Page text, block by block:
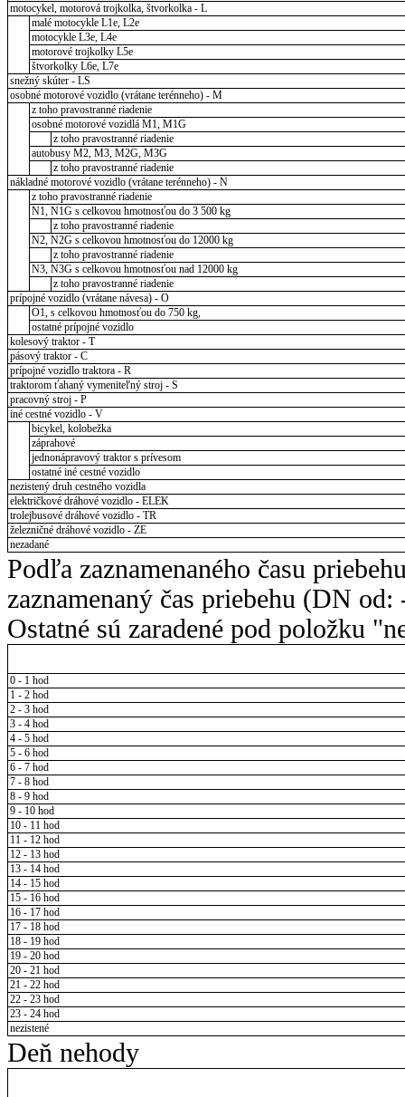
motocykel, motorová trojkolka, štvorkolka - L
malé motocykle L1e, L2e
motocykle L3e, L4e
motorové trojkolky L5e
štvorkolky L6e, L7e
snežný skúter - LS
osobné motorové vozidlo (vrátane terénneho) - M
z toho pravostranné riadenie
osobné motorové vozidlá M1, M1G
z toho pravostranné riadenie
autobusy M2, M3, M2G, M3G
z toho pravostranné riadenie
nákladné motorové vozidlo (vrátane terénneho) - N
z toho pravostranné riadenie
N1, N1G s celkovou hmotnosťou do 3 500 kg
z toho pravostranné riadenie
N2, N2G s celkovou hmotnosťou do 12000 kg
z toho pravostranné riadenie
N3, N3G s celkovou hmotnosťou nad 12000 kg
z toho pravostranné riadenie
prípojné vozidlo (vrátane návesa) - O
O1, s celkovou hmotnosťou do 750 kg,
ostatné prípojné vozidlo
kolesový traktor - T
pásový traktor - C
prípojné vozidlo traktora - R
traktorom ťahaný vymeniteľný stroj - S
pracovný stroj - P
iné cestné vozidlo - V
bicykel, kolobežka
záprahové
jednonápravový traktor s prívesom
ostatné iné cestné vozidlo
nezistený druh cestného vozidla
električkové dráhové vozidlo - ELEK
trolejbusové dráhové vozidlo - TR
železničné dráhové vozidlo - ZE
nezadané
Podľa zaznamenaného času
zaznamenaný čas priebehu (DN
Ostatné sú zaradené pod položku
0 - 1 hod
1 - 2 hod
2 - 3 hod
3 - 4 hod
4 - 5 hod
5 - 6 hod
6 - 7 hod
7 - 8 hod
8 - 9 hod
9 - 10 hod
10 - 11 hod
11 - 12 hod
12 - 13 hod
13 - 14 hod
14 - 15 hod
15 - 16 hod
16 - 17 hod
17 - 18 hod
18 - 19 hod
19 - 20 hod
20 - 21 hod
21 - 22 hod
22 - 23 hod
23 - 24 hod
nezistené
Deň nehody